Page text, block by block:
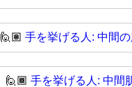
🙋🏽 手を挙げる人: 中間
🙋🏾 手を挙げる人: 中間